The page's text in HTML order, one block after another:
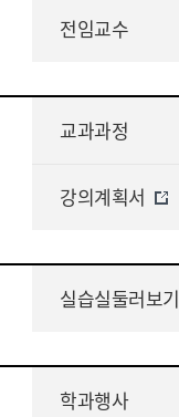
전임교수
교과과정
강의계획서
실습실둘러보기
학과행사